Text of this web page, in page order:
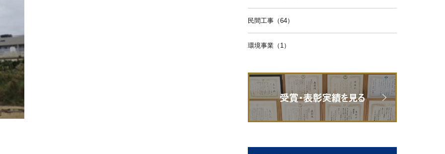
民間工事（64）
環境事業（1）